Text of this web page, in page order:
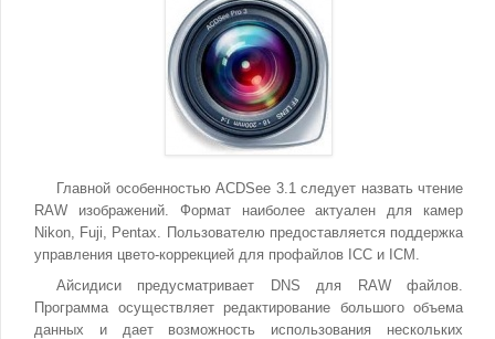
Главной особенностью ACDSee 3.1 следует назвать чтение
RAW изображений. Формат наиболее актуален для камер
Nikon, Fuji, Pentax. Пользователю предоставляется поддержка
управления цвето-коррекцией для профайлов ICC и ICM.
Айсидиси предусматривает DNS для RAW файлов.
Программа осуществляет редактирование большого объема
данных и дает возможность использования нескольких